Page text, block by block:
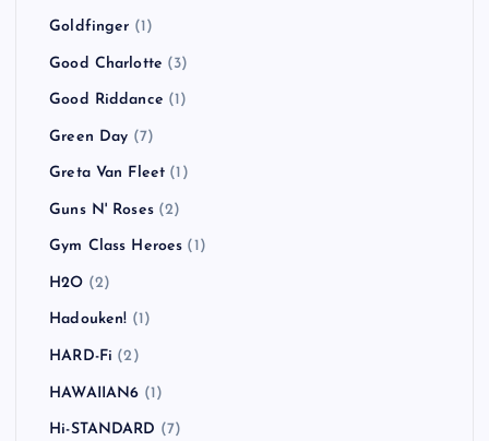
Goldfinger (1)
Good Charlotte (3)
Good Riddance (1)
Green Day (7)
Greta Van Fleet (1)
Guns N' Roses(2)
Gym Class Heroes (1)
H2O (2)
Hadouken! (1)
HARD-Fi (2)
HAWAIIAN6 (1)
Hi-STANDARD (7)